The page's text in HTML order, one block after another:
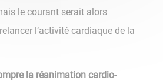
le courant serait alors
l’activité cardiaque de la
la réanimation cardio-